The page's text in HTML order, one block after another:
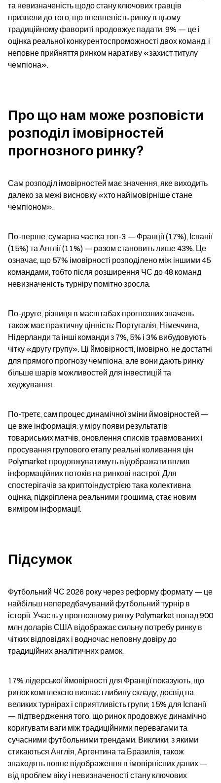
та невизначеність щодо стану ключових гравців
призвели до того, що впевненість ринку в цьому
традиційному фавориті продовжує падати. 9% — це і
оцінка реальної конкурентоспроможності двох команд, і
неповне прийняття ринком наративу «захист титулу
чемпіона».
Про що нам може розповісти
розподіл імовірностей
прогнозного ринку?
Сам розподіл імовірностей має значення, яке виходить
далеко за межі висновку «хто найімовірніше стане
чемпіоном».
По-перше, сумарна частка топ-3 — Франції (17%), Іспанії
(15%) та Англії (11%) — разом становить лише 43%. Це
означає, що 57% імовірності розподілено між іншими 45
командами, тобто після розширення ЧС до 48 команд
невизначеність турніру помітно зросла.
По-друге, різниця в масштабах прогнозних значень
також має практичну цінність: Португалія, Німеччина,
Нідерланди та інші команди з 7%, 5% і 3% вибудовують
чітку «другу групу». Ці ймовірності, імовірно, не достатні
для прямого прогнозу чемпіона, але вони дають ринку
більше шарів можливостей для інвестицій та
хеджування.
По-третє, сам процес динамічної зміни ймовірностей —
це вже інформація: у міру появи результатів
товариських матчів, оновлення списків травмованих і
просування групового етапу реальні коливання цін
Polymarket продовжуватимуть відображати вплив
інформаційних потоків на ринкові настрої. Для
спостерігачів за криптоіндустрією така колективна
оцінка, підкріплена реальними грошима, стає новим
виміром інформації.
Підсумок
Футбольний ЧС 2026 року через реформу формату — це
найбільш непередбачуваний футбольний турнір в
історії. Участь у прогнозному ринку Polymarket понад 900
млн доларів США відображає сильну потребу ринку в
чітких відповідях і водночас неповну довіру до
традиційних аналітичних рамок.
17% лідерської ймовірності для Франції показують, що
ринок комплексно визнає глибину складу, досвід на
великих турнірах і сприятливість групи; 15% для Іспанії
— підтвердження того, що ринок продовжує динамічно
коригувати ваги між традиційними перевагами та
сучасними футбольними трендами. Виклики, з якими
стикаються Англія, Аргентина та Бразилія, також
знаходять повне відображення в імовірнісних даних —
від проблем віку і невизначеності стану ключових